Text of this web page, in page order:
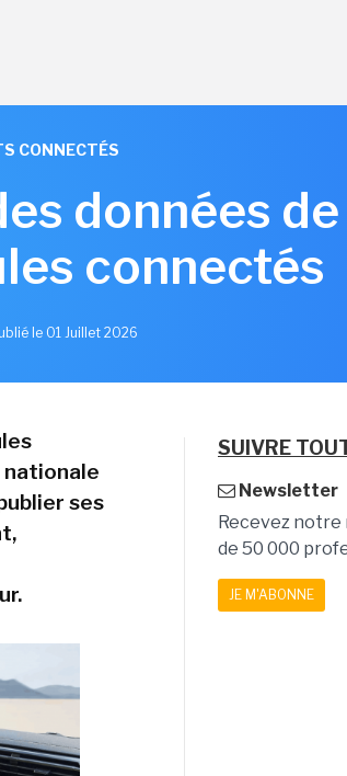
CONNECTÉS
données de
connectés
le 01 Juillet 2026
nationale
ses
SUIVRE
Newsletter
Recevez
de 50 000
JE M'ABONNE